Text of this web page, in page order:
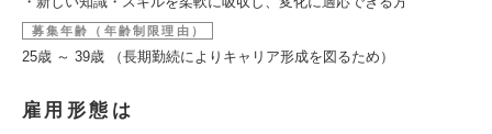
募集年齢（年齢制限理由）
25歳 ～ 39歳 （長期勤続によりキャリア形成を図るため）
雇用形態は